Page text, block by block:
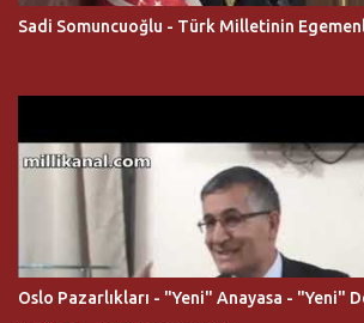
Sadi Somuncuoğlu - Türk Milletinin
Oslo Pazarlıkları - "Yeni" Anayasa - "Yeni"